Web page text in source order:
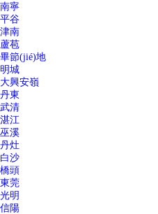
南寧
平谷
津南
蘆苞
畢節(jié)地
明城
大興安嶺
丹東
武清
湛江
巫溪
丹灶
白沙
橋頭
東莞
光明
信陽